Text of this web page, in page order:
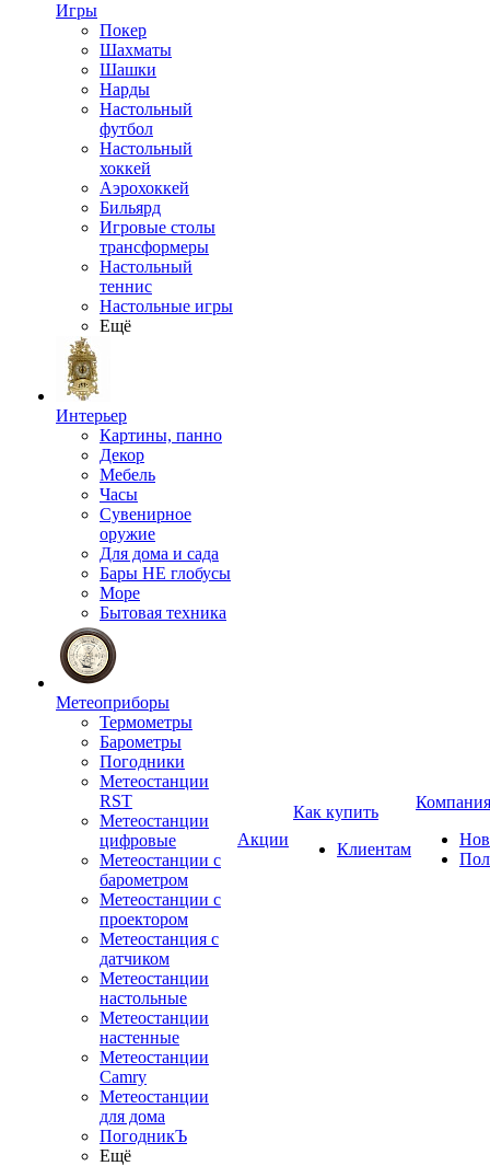
Игры
Покер
Шахматы
Шашки
Нарды
Настольный
футбол
Настольный
хоккей
Аэрохоккей
Бильярд
Игровые столы
трансформеры
Настольный
теннис
Настольные игры
Ещё
Интерьер
Картины, панно
Декор
Мебель
Часы
Сувенирное
оружие
Для дома и сада
Бары НЕ глобусы
Море
Бытовая техника
Метеоприборы
Термометры
Барометры
Погодники
Метеостанции
RST
Метеостанции
цифровые
Метеостанции с
барометром
Метеостанции с
проектором
Метеостанция с
датчиком
Метеостанции
настольные
Метеостанции
настенные
Метеостанции
Camry
Метеостанции
для дома
ПогодникЪ
Ещё
Акции
Как купить
Клиентам
Компания